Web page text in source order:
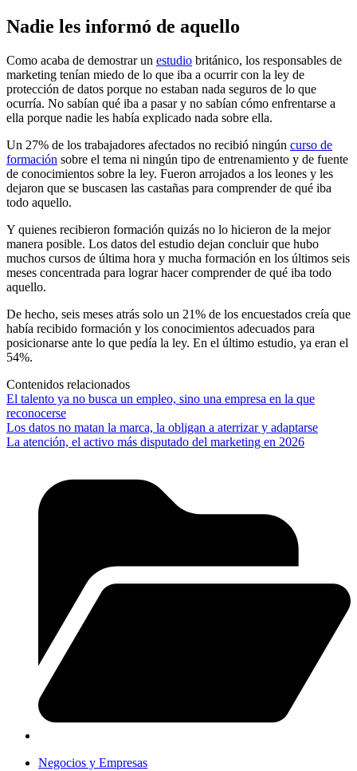
Nadie les informó de aquello
Como acaba de demostrar un estudio británico, los responsables de
marketing tenían miedo de lo que iba a ocurrir con la ley de
protección de datos porque no estaban nada seguros de lo que
ocurría. No sabían qué iba a pasar y no sabían cómo enfrentarse a
ella porque nadie les había explicado nada sobre ella.
Un 27% de los trabajadores afectados no recibió ningún curso de
formación sobre el tema ni ningún tipo de entrenamiento y de fuente
de conocimientos sobre la ley. Fueron arrojados a los leones y les
dejaron que se buscasen las castañas para comprender de qué iba
todo aquello.
Y quienes recibieron formación quizás no lo hicieron de la mejor
manera posible. Los datos del estudio dejan concluir que hubo
muchos cursos de última hora y mucha formación en los últimos seis
meses concentrada para lograr hacer comprender de qué iba todo
aquello.
De hecho, seis meses atrás solo un 21% de los encuestados creía que
había recibido formación y los conocimientos adecuados para
posicionarse ante lo que pedía la ley. En el último estudio, ya eran el
54%.
Contenidos relacionados
El talento ya no busca un empleo, sino una empresa en la que
reconocerse
Los datos no matan la marca, la obligan a aterrizar y adaptarse
La atención, el activo más disputado del marketing en 2026
Negocios y Empresas